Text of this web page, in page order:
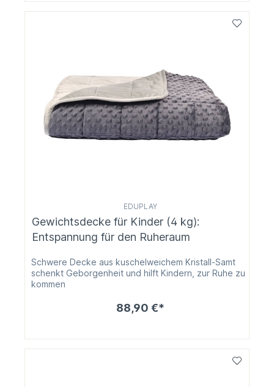
EDUPLAY
Gewichtsdecke für Kinder (4 kg):
Entspannung für den Ruheraum
Schwere Decke aus kuschelweichem Kristall-Samt
schenkt Geborgenheit und hilft Kindern, zur Ruhe zu
kommen
88,90 €*